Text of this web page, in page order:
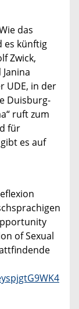
das
es künftig
Zwick,
UDE, in der
Duisburg-
ruft zum
für
es auf
of Sexual